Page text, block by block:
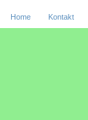
Home Kontakt